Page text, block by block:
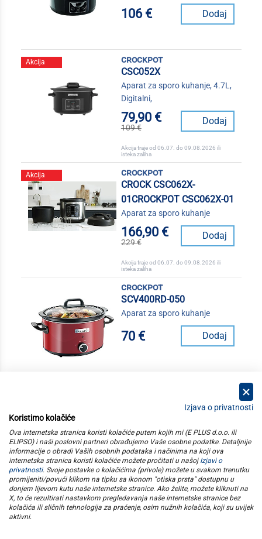
106 € Dodaj
Akcija
crockpot
CSC052X
Aparat za sporo kuhanje, 4.7L,
Digitalni,
79,90 €
109 €
Dodaj
Akcija traje od 06.07. do 09.08.2026 ili
isteka zaliha
Akcija
crockpot
CROCK CSC062X-
01CROCKPOT CSC062X-01
Aparat za sporo kuhanje
166,90 €
229 €
Dodaj
Akcija traje od 06.07. do 09.08.2026 ili
isteka zaliha
crockpot
SCV400RD-050
Aparat za sporo kuhanje
70 € Dodaj
kategorije
elipso
informacije
pratite nas
Izjava o privatnosti
Koristimo kolačiće
Ova internetska stranica koristi kolačiće putem kojih mi (E PLUS d.o.o. ili
ELIPSO) i naši poslovni partneri obrađujemo Vaše osobne podatke. Detaljnije
informacije o obradi Vaših osobnih podataka i načinima na koji ova
internetska stranica koristi kolačiće možete pročitati u našoj Izjavi o
privatnosti. Svoje postavke o kolačićima (privole) možete u svakom trenutku
promijeniti/povući klikom na tipku sa ikonom "otiska prsta" dostupnu u
donjem lijevom kutu naše internetske stranice. Ako želite, možete kliknuti na
X, to će rezultirati nastavkom pregledavanja naše internetske stranice bez
kolačića ili sličnih tehnologija za praćenje, osim nužnih kolačića, koji su uvijek
aktivni.